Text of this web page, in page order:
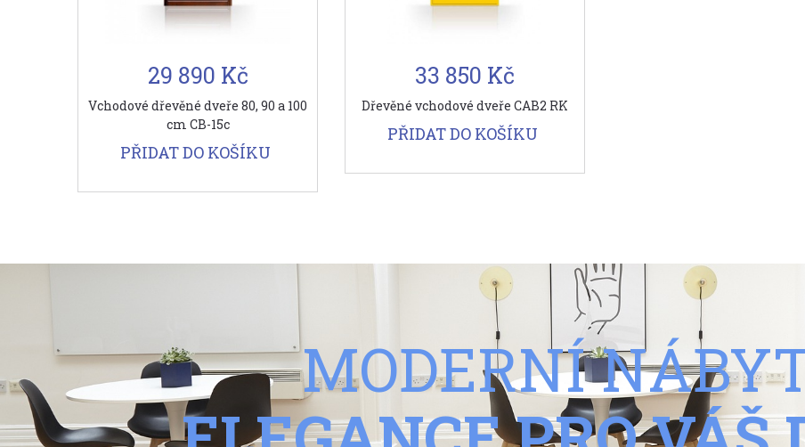
29 890 Kč
Vchodové dřevěné dveře 80, 90 a 100
cm CB-15c
PŘIDAT DO KOŠÍKU
33 850 Kč
Dřevěné vchodové dveře CAB2 RK
PŘIDAT DO KOŠÍKU
MODERNÍ